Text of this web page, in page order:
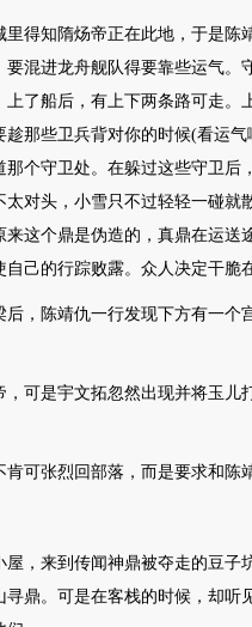
里得知隋炀帝正在此地，于是陈
要混进龙舟舰队得要靠些运气。
上了船后，有上下两条路可走。
那些卫兵背对你的时候(看运
个守卫处。在躲过这些守卫后
太对头，小雪只不过轻轻一碰就
来这个鼎是伪造的，真鼎在运送
己的行踪败露。众人决定干脆
后，陈靖仇一行发现下方有一个
，可是宇文拓忽然出现并将玉儿
可张烈回部落，而是要求和陈
屋，来到传闻神鼎被夺走的豆子
寻鼎。可是在客栈的时候，却听